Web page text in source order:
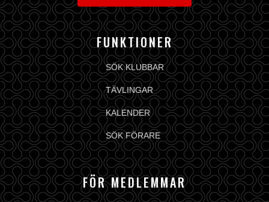
FUNKTIONER
SÖK KLUBBAR
TÄVLINGAR
KALENDER
SÖK FÖRARE
FÖR MEDLEMMAR